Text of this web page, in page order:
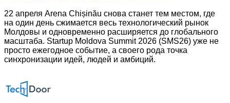
22 апреля Arena Chișinău снова станет тем местом, где
на один день сжимается весь технологический рынок
Молдовы и одновременно расширяется до глобального
масштаба. Startup Moldova Summit 2026 (SMS26) уже не
просто ежегодное событие, а своего рода точка
синхронизации идей, людей и амбиций.